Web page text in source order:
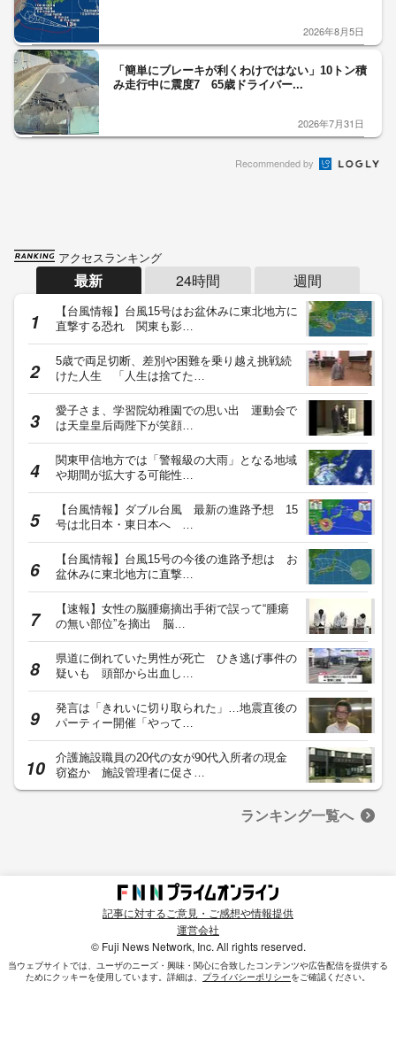
2026年8月5日
「簡単にブレーキが利くわけではない」10トン積
み走行中に震度7 65歳ドライバー...
2026年7月31日
Recommended by
アクセスランキング
最新 24時間 週間
【台風情報】台風15号はお盆休みに東北地方に
直撃する恐れ 関東も影…
5歳で両足切断、差別や困難を乗り越え挑戦続
けた人生 「人生は捨てた…
愛子さま、学習院幼稚園での思い出 運動会で
は天皇皇后両陛下が笑顔…
関東甲信地方では「警報級の大雨」となる地域
や期間が拡大する可能性…
【台風情報】ダブル台風 最新の進路予想 15
号は北日本・東日本へ …
【台風情報】台風15号の今後の進路予想は お
盆休みに東北地方に直撃…
【速報】女性の脳腫瘍摘出手術で誤って“腫瘍
の無い部位”を摘出 脳…
県道に倒れていた男性が死亡 ひき逃げ事件の
疑いも 頭部から出血し…
発言は「きれいに切り取られた」…地震直後の
パーティー開催「やって…
介護施設職員の20代の女が90代入所者の現金
窃盗か 施設管理者に促さ…
ランキング一覧へ
記事に対するご意見・ご感想や情報提供
運営会社
© Fuji News Network, Inc. All rights reserved.
当ウェブサイトでは、ユーザのニーズ・興味・関⼼に合致したコンテンツや広告配信を提供する
ためにクッキーを使⽤しています。詳細は、 プライバシーポリシーをご確認ください。